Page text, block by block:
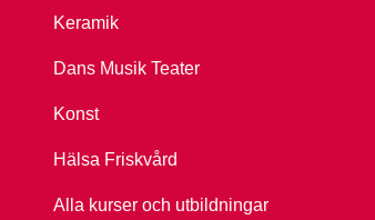
Keramik
Dans Musik Teater
Konst
Hälsa Friskvård
Alla kurser och utbildningar